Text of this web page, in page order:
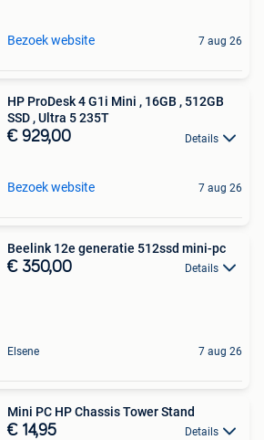
Bezoek website 7 aug 26
HP ProDesk 4 G1i Mini , 16GB , 512GB
SSD , Ultra 5 235T
€ 929,00 Details
Bezoek website 7 aug 26
Beelink 12e generatie 512ssd mini-pc
€ 350,00 Details
Elsene 7 aug 26
Mini PC HP Chassis Tower Stand
€ 14,95 Details